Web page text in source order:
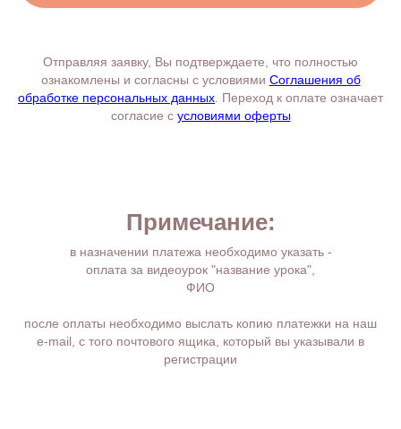
Отправляя заявку, Вы подтверждаете, что полностью
ознакомлены и согласны с условиями Соглашения об
обработке персональных данных . Переход к оплате означает
согласие с условиями оферты
Примечание:
в назначении платежа необходимо указать -
оплата за видеоурок "название урока",
ФИО
после оплаты необходимо выслать копию платежки на наш
е-mail, с того почтового ящика, который вы указывали в
регистрации